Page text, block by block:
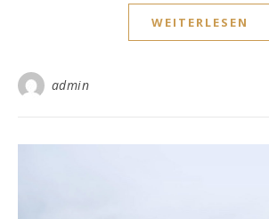
WEITERLESEN
admin